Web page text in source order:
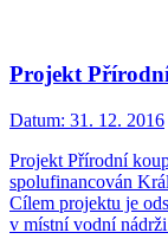
Projekt
Datum: 31. 12. 2016
Projekt Přírodní
spolufinancován
Cílem projektu je
v místní vodní